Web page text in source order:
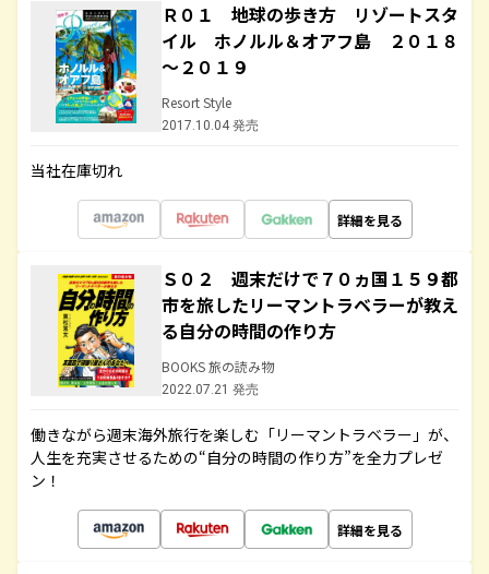
Ｒ０１ 地球の歩き方 リゾートスタ
イル ホノルル＆オアフ島 ２０１８
～２０１９
Resort Style
2017.10.04 発売
当社在庫切れ
詳細を見る
Ｓ０２ 週末だけで７０ヵ国１５９都
市を旅したリーマントラベラーが教え
る自分の時間の作り方
BOOKS 旅の読み物
2022.07.21 発売
働きながら週末海外旅行を楽しむ「リーマントラベラー」が、
人生を充実させるための“自分の時間の作り方”を全力プレゼ
ン！
詳細を見る